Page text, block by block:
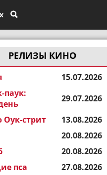
РЕЛИЗЫ КИНО
15.07.2026
паук:
29.07.2026
Оук-стрит
13.08.2026
20.08.2026
20.08.2026
пса
27.08.2026